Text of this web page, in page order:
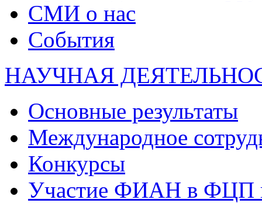
СМИ о нас
События
НАУЧНАЯ
Основные результаты
Международное
Конкурсы
Участие ФИАН в ФЦП